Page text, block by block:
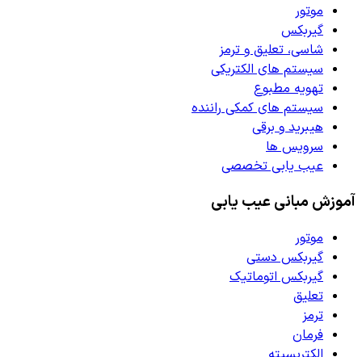
موتور
گیربکس
شاسی، تعلیق و ترمز
سیستم های الکتریکی
تهویه مطبوع
سیستم های کمکی راننده
هیبرید و برقی
سرویس ها
عیب یابی تخصصی
آموزش مبانی عیب یابی
موتور
گیربکس دستی
گیربکس اتوماتیک
تعلیق
ترمز
فرمان